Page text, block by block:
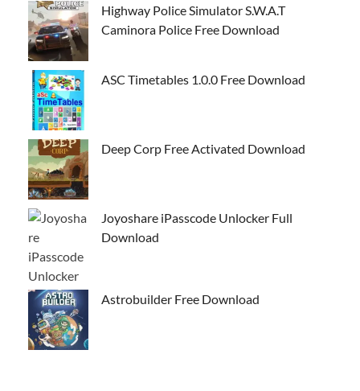
Highway Police Simulator S.W.A.T
Caminora Police Free Download
ASC Timetables 1.0.0 Free Download
Deep Corp Free Activated Download
Joyoshare iPasscode Unlocker Full
Download
Astrobuilder Free Download